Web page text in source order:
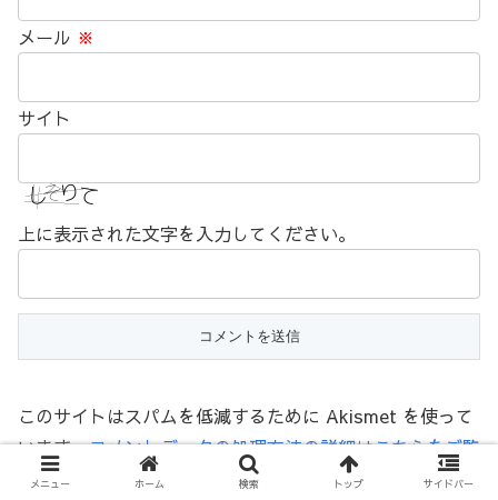
メール ※
サイト
上に表示された文字を入力してください。
このサイトはスパムを低減するために Akismet を使って
います。コメントデータの処理方法の詳細はこちらをご覧
ください
メニュー ホーム 検索 トップ サイドバー